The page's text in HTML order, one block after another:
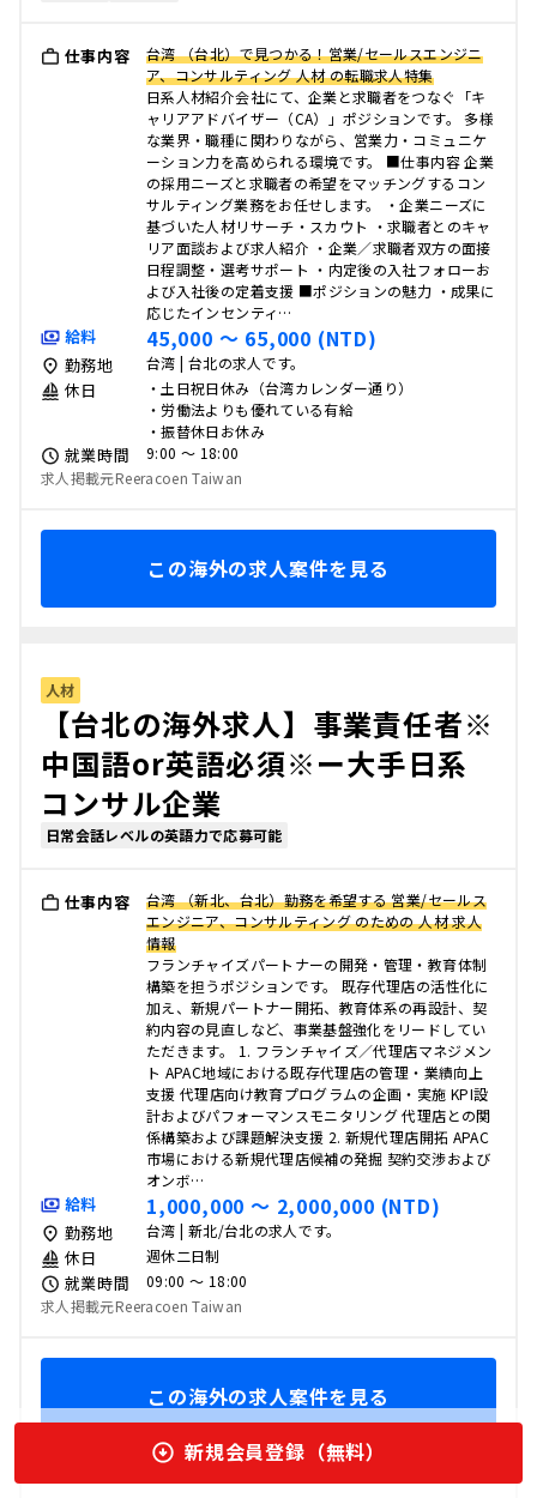
仕事内容
台湾 （台北）で見つかる！営業/セールスエンジニ
ア、コンサルティング 人材 の転職求人特集
日系人材紹介会社にて、企業と求職者をつなぐ「キ
ャリアアドバイザー（CA）」ポジションです。 多様
な業界・職種に関わりながら、営業力・コミュニケ
ーション力を高められる環境です。 ■仕事内容 企業
の採用ニーズと求職者の希望をマッチングするコン
サルティング業務をお任せします。 ・企業ニーズに
基づいた人材リサーチ・スカウト ・求職者とのキャ
リア面談および求人紹介 ・企業／求職者双方の面接
日程調整・選考サポート ・内定後の入社フォローお
よび入社後の定着支援 ■ポジションの魅力 ・成果に
応じたインセンティ…
給料 45,000 〜 65,000 (NTD)
勤務地 台湾 | 台北の求人です。
休日
・土日祝日休み（台湾カレンダー通り）
・労働法よりも優れている有給
・振替休日お休み
就業時間
9:00 〜 18:00
求人掲載元Reeracoen Taiwan
この海外の求人案件を見る
人材
【台北の海外求人】事業責任者※
中国語or英語必須※ー大手日系
コンサル企業
日常会話レベルの英語力で応募可能
仕事内容
台湾 （新北、台北）勤務を希望する 営業/セールス
エンジニア、コンサルティング のための 人材 求人
情報
フランチャイズパートナーの開発・管理・教育体制
構築を担うポジションです。 既存代理店の活性化に
加え、新規パートナー開拓、教育体系の再設計、契
約内容の見直しなど、事業基盤強化をリードしてい
ただきます。 1. フランチャイズ／代理店マネジメン
ト APAC地域における既存代理店の管理・業績向上
支援 代理店向け教育プログラムの企画・実施 KPI設
計およびパフォーマンスモニタリング 代理店との関
係構築および課題解決支援 2. 新規代理店開拓 APAC
市場における新規代理店候補の発掘 契約交渉および
オンボ…
給料 1,000,000 〜 2,000,000 (NTD)
勤務地 台湾 | 新北/台北の求人です。
休日 週休二日制
就業時間
09:00 〜 18:00
求人掲載元Reeracoen Taiwan
この海外の求人案件を見る
新規会員登録（無料）